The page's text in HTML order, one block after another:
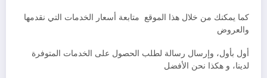
كما يمكنك من خلال هذا الموقع متابعة أسعار الخدمات التي نقدمها
والعروض
أول بأول، وإرسال رسالة لطلب الحصول على الخدمات المتوفرة
لدينا، و هكذا نحن الأفضل